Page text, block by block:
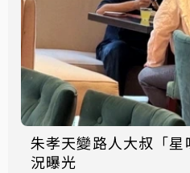
朱孝天變路人大叔「
況曝光